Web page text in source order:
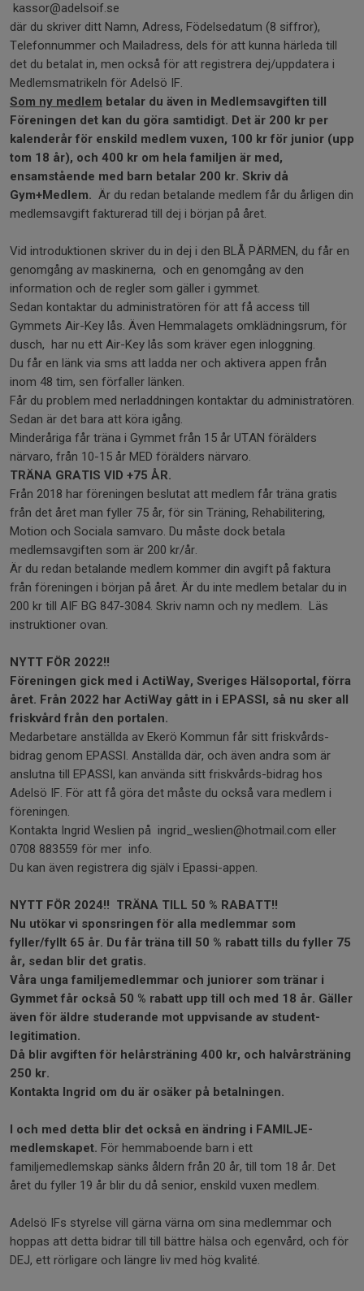
kassor@adelsoif.se
där du skriver ditt Namn, Adress, Födelsedatum (8 siffror),
Telefonnummer och Mailadress, dels för att kunna härleda till
det du betalat in, men också för att registrera dej/uppdatera i
Medlemsmatrikeln för Adelsö IF.
Som ny medlem betalar du även in Medlemsavgiften till
Föreningen det kan du göra samtidigt. Det är 200 kr per
kalenderår för enskild medlem vuxen, 100 kr för junior (upp
tom 18 år), och 400 kr om hela familjen är med,
ensamstående med barn betalar 200 kr. Skriv då
Gym+Medlem. Är du redan betalande medlem får du årligen din
medlemsavgift fakturerad till dej i början på året.
Vid introduktionen skriver du in dej i den BLÅ PÄRMEN, du får en
genomgång av maskinerna, och en genomgång av den
information och de regler som gäller i gymmet.
Sedan kontaktar du administratören för att få access till
Gymmets Air-Key lås. Även Hemmalagets omklädningsrum, för
dusch, har nu ett Air-Key lås som kräver egen inloggning.
Du får en länk via sms att ladda ner och aktivera appen från
inom 48 tim, sen förfaller länken.
Får du problem med nerladdningen kontaktar du administratören.
Sedan är det bara att köra igång.
Minderåriga får träna i Gymmet från 15 år UTAN förälders
närvaro, från 10-15 år MED förälders närvaro.
TRÄNA GRATIS VID +75 ÅR.
Från 2018 har föreningen beslutat att medlem får träna gratis
från det året man fyller 75 år, för sin Träning, Rehabilitering,
Motion och Sociala samvaro. Du måste dock betala
medlemsavgiften som är 200 kr/år.
Är du redan betalande medlem kommer din avgift på faktura
från föreningen i början på året. Är du inte medlem betalar du in
200 kr till AIF BG 847-3084. Skriv namn och ny medlem. Läs
instruktioner ovan.
NYTT FÖR 2022!!
Föreningen gick med i ActiWay, Sveriges Hälsoportal, förra
året. Från 2022 har ActiWay gått in i EPASSI, så nu sker all
friskvård från den portalen.
Medarbetare anställda av Ekerö Kommun får sitt friskvårds-
bidrag genom EPASSI. Anställda där, och även andra som är
anslutna till EPASSI, kan använda sitt friskvårds-bidrag hos
Adelsö IF. För att få göra det måste du också vara medlem i
föreningen.
Kontakta Ingrid Weslien på ingrid_weslien@hotmail.com eller
0708 883559 för mer info.
Du kan även registrera dig själv i Epassi-appen.
NYTT FÖR 2024!! TRÄNA TILL 50 % RABATT!!
Nu utökar vi sponsringen för alla medlemmar som
fyller/fyllt 65 år. Du får träna till 50 % rabatt tills du fyller 75
år, sedan blir det gratis.
Våra unga familjemedlemmar och juniorer som tränar i
Gymmet får också 50 % rabatt upp till och med 18 år. Gäller
även för äldre studerande mot uppvisande av student-
legitimation.
Då blir avgiften för helårsträning 400 kr, och halvårsträning
250 kr.
Kontakta Ingrid om du är osäker på betalningen.
I och med detta blir det också en ändring i FAMILJE-
medlemskapet. För hemmaboende barn i ett
familjemedlemskap sänks åldern från 20 år, till tom 18 år. Det
året du fyller 19 år blir du då senior, enskild vuxen medlem.
Adelsö IFs styrelse vill gärna värna om sina medlemmar och
hoppas att detta bidrar till till bättre hälsa och egenvård, och för
DEJ, ett rörligare och längre liv med hög kvalité.